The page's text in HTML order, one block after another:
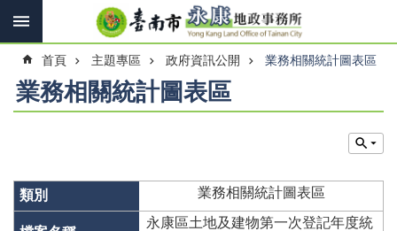
跳到主要內容區塊
搜
進
階
搜
尋
息
快
報
首頁 主題專區 政府資訊公開 業務相關統計圖表區
業務相關統計圖表區
業務相關統計圖表區
永康區土地及建物第一次登記年度統